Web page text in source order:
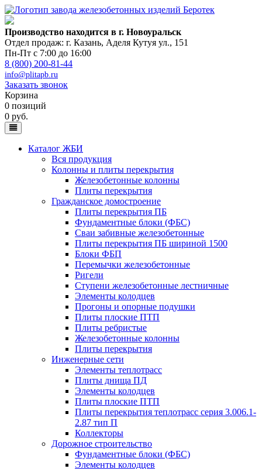
Производство находится в г. Новоуральск
Отдел продаж: г. Казань, Аделя Кутуя ул., 151
Пн-Пт с 7:00 до 16:00
8 (800) 200-81-44
info@plitapb.ru
Заказать звонок
Корзина
0 позиций
0 руб.
Каталог ЖБИ
Вся продукция
Колонны и плиты перекрытия
Железобетонные колонны
Плиты перекрытия
Гражданское домостроение
Плиты перекрытия ПБ
Фундаментные блоки (ФБС)
Сваи забивные железобетонные
Плиты перекрытия ПБ шириной 1500
Блоки ФБП
Перемычки железобетонные
Ригели
Ступени железобетонные лестничные
Элементы колодцев
Прогоны и опорные подушки
Плиты плоские ПТП
Плиты ребристые
Железобетонные колонны
Плиты перекрытия
Инженерные сети
Элементы теплотрасс
Плиты днища ПД
Элементы колодцев
Плиты плоские ПТП
Плиты перекрытия теплотрасс серия 3.006.1-
2.87 тип П
Коллекторы
Дорожное строительство
Фундаментные блоки (ФБС)
Элементы колодцев